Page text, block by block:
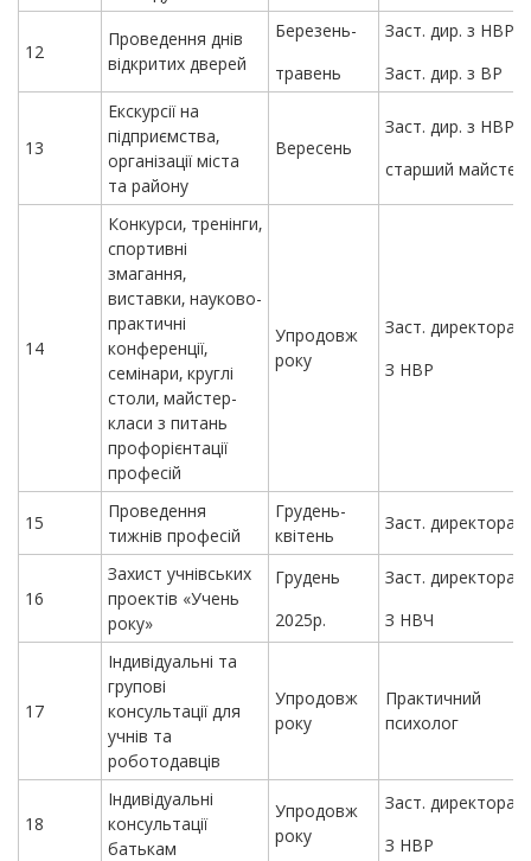
12
Проведення днів
відкритих дверей
Березень-
травень
Заст. дир. з НВР
Заст. дир. з ВР
13
Екскурсії на
підприємства,
організації міста
та району
Вересень
Заст. дир. з НВР,
старший майстер
14
Конкурси, тренінги,
спортивні
змагання,
виставки, науково-
практичні
конференції,
семінари, круглі
столи, майстер-
класи з питань
профорієнтації
професій
Упродовж
року
Заст. директора
З НВР
15
Проведення
тижнів професій
Грудень-
квітень
Заст. директора
16
Захист учнівських
проектів «Учень
року»
Грудень
2025р.
Заст. директора
З НВЧ
17
Індивідуальні та
групові
консультації для
учнів та
роботодавців
Упродовж
року
Практичний
психолог
18
Індивідуальні
консультації
батькам
Упродовж
року
Заст. директора
З НВР